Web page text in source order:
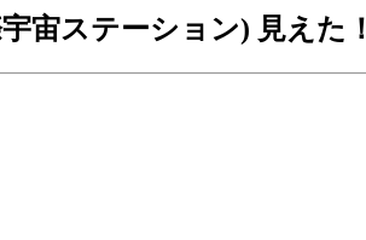
宙ステーション) 見えた！